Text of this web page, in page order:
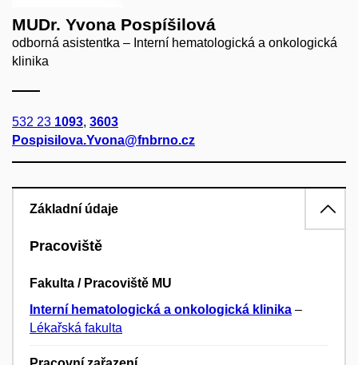
MUDr. Yvona Pospíšilová
odborná asistentka – Interní hematologická a onkologická
klinika
532 23 1093, 3603
Pospisilova.Yvona@fnbrno.cz
Základní údaje
Pracoviště
Fakulta / Pracoviště MU
Interní hematologická a onkologická klinika –
Lékařská fakulta